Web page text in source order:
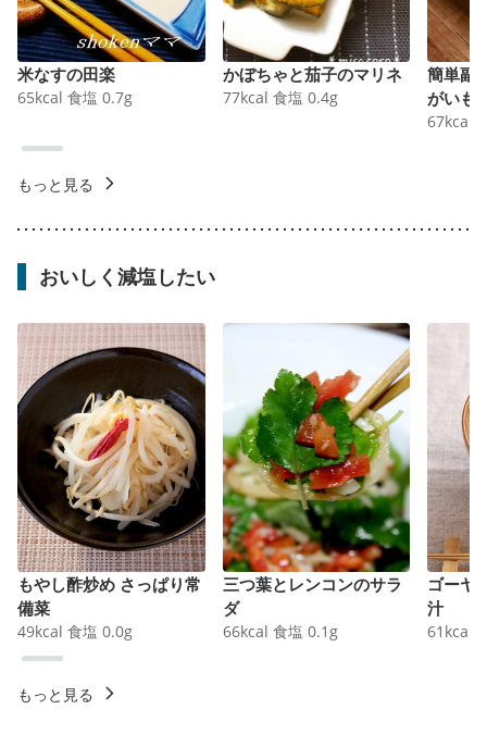
米なすの田楽
65kcal 食塩 0.7g
かぼちゃと茄子のマリネ
77kcal 食塩 0.4g
簡単副
がいも
67kcal
もっと見る
おいしく減塩したい
もやし酢炒め さっぱり常
備菜
49kcal 食塩 0.0g
三つ葉とレンコンのサラ
ダ
66kcal 食塩 0.1 g
ゴーヤ
汁
61 kcal
もっと見る